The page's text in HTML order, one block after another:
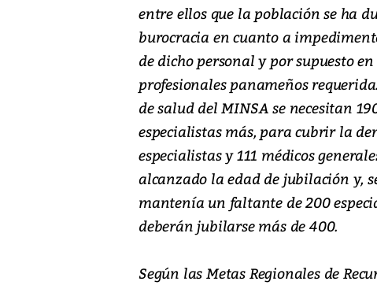
entre ellos que la población se ha
burocracia en cuanto a
de dicho personal y por supuesto
profesionales panameños
de salud del MINSA se necesitan
especialistas más, para cubrir la
especialistas y 111 médicos
alcanzado la edad de jubilación y,
mantenía un faltante de 200
deberán jubilarse más de 400.
Según las Metas Regionales de